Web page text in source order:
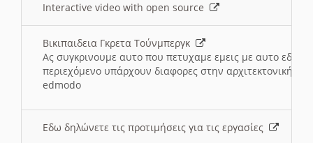
Interactive video with open source
Βικιπαιδεια Γκρετα Τούνμπεργκ
Ας συγκρινουμε αυτο που πετυχαμε εμεις με αυτο εδω
περιεχόμενο υπάρχουν διαφορες στην αρχιτεκτονική
edmodo
Εδω δηλώνετε τις προτιμήσεις για τις εργασίες